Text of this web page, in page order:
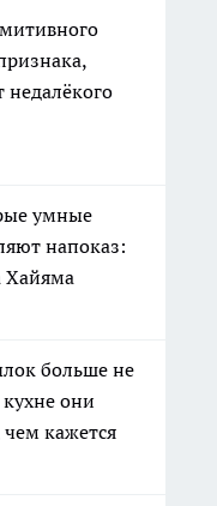
умные
напоказ:
Хайяма
больше не
они
кажется